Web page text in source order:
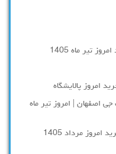
تیر ماه 1405
نفت جی اصفهان | امروز تیر ماه
مرداد 1405